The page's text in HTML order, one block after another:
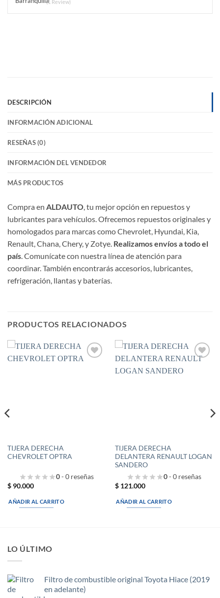
(1 Review)
DESCRIPCIÓN
INFORMACIÓN ADICIONAL
RESEÑAS (0)
INFORMACIÓN DEL VENDEDOR
MÁS PRODUCTOS
Compra en ALDAUTO, tu mejor opción en repuestos y
lubricantes para vehículos. Ofrecemos repuestos originales y
homologados para marcas como Chevrolet, Hyundai, Kia,
Renault, Chana, Chery, y Zotye. Realizamos envíos a todo el
país. Comunícate con nuestra línea de atención para
coordinar. También encontrarás accesorios, lubricantes,
refrigeración, llantas y baterías.
PRODUCTOS RELACIONADOS
TIJERA DERECHA
CHEVROLET OPTRA
0- 0 reseñas
$90.000
AÑADIR AL CARRITO
TIJERA DERECHA
DELANTERA RENAULT LOGAN
SANDERO
0- 0 reseñas
$121.000
AÑADIR AL CARRITO
LO ÚLTIMO
Filtro de combustible original Toyota Hiace (2019
en adelante)